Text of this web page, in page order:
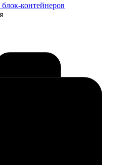
контейнеров